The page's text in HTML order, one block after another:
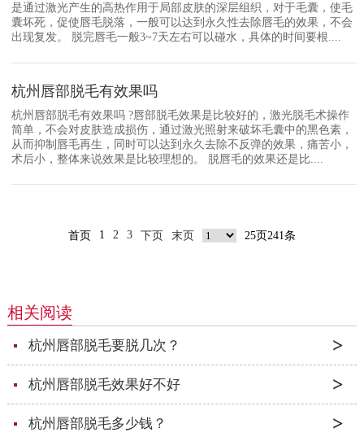
是通过激光产生的高热作用于局部皮肤的深层组织，对于毛囊，使毛
囊坏死，促使唇毛脱落，一般可以达到永久性去除唇毛的效果，不会
出现复发。 脱完唇毛一般3~7天左右可以碰水，具体的时间要根....
杭州唇部脱毛有效果吗
杭州唇部脱毛有效果吗 ?唇部脱毛效果是比较好的，激光脱毛术操作
简单，不会对皮肤造成损伤，通过激光照射来破坏毛囊中的黑色素，
从而抑制唇毛再生，同时可以达到永久去除不反弹的效果，痛苦小，
术后小，整体来说效果是比较理想的。 脱唇毛的效果还是比....
首页 1 2 3 下页 末页 25页241条
相关阅读
杭州唇部脱毛要脱几次？
杭州唇部脱毛效果好不好
杭州唇部脱毛多少钱？